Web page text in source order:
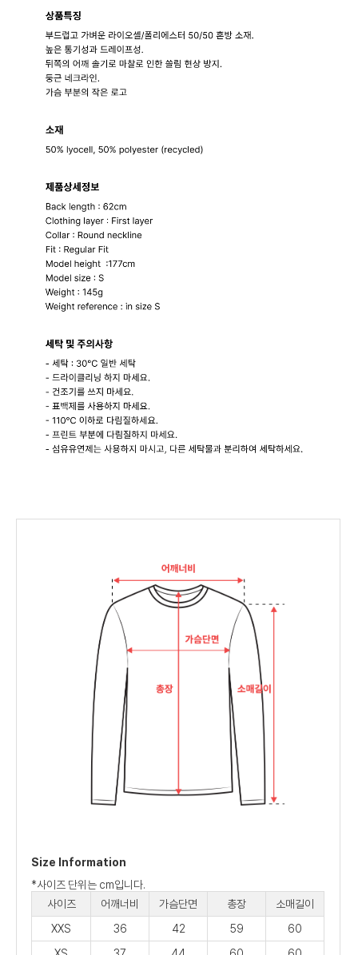
Size Information
*사이즈 단위는 cm입니다.
사이즈
어깨너비 가슴단면 총장
소매길이
XXS
36 42 59
60